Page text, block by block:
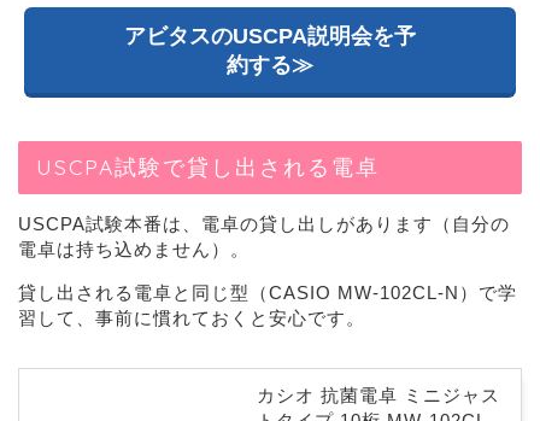
アビタスのUSCPA説明会を予
約する≫
USCPA試験で貸し出される電卓
USCPA試験本番は、電卓の貸し出しがあります（自分の
電卓は持ち込めません）。
貸し出される電卓と同じ型（CASIO MW-102CL-N）で学
習して、事前に慣れておくと安心です。
カシオ 抗菌電卓 ミニジャス